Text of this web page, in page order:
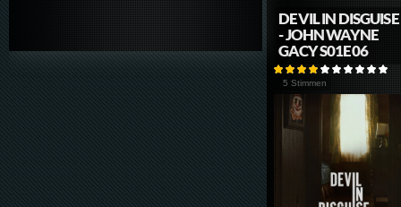
DEVIL IN DISGUISE
- JOHN WAYNE
GACY S01E06
5 Stimmen